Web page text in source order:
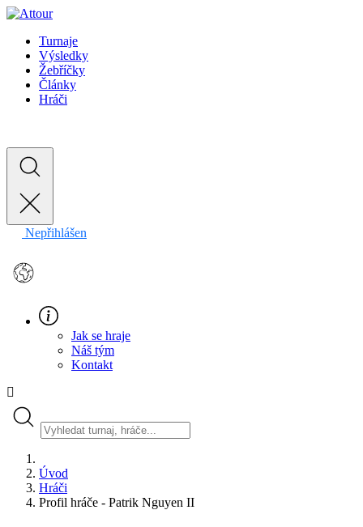
Turnaje
Výsledky
Žebříčky
Články
Hráči
Nepřihlášen
Jak se hraje
Náš tým
Kontakt
Úvod
Hráči
Profil hráče - Patrik Nguyen II